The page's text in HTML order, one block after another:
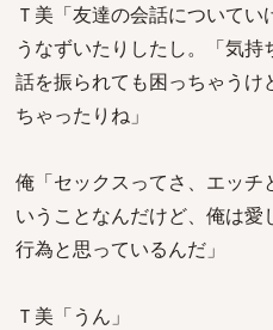
Ｔ美「友達の会話について
うなずいたりしたし。「気
話を振られても困っちゃう
ちゃったりね」
俺「セックスってさ、エッチ
いうことなんだけど、俺は
行為と思っているんだ」
Ｔ美「うん」